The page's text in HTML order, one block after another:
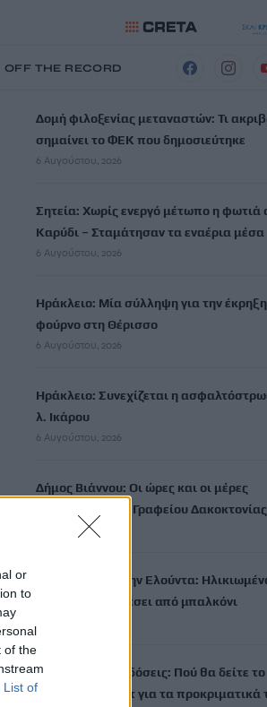
or
to
of the
List of
OFF THE RECORD
Δομή φιλοξενίας μεταναστών: Τι
σημαίνει το ΦΕΚ που δημοσιεύτηκε
6 Αυγούστου, 2026
Σητεία: Χωρίς ενεργό μέτωπο η φωτιά
Καρύδι – Σταμάτησαν τα εναέρια μέσα
6 Αυγούστου, 2026
Ηράκλειο: Μία σύλληψη για την
φούρνο στη Θέρισσο
6 Αυγούστου, 2026
Ηράκλειο: Συνεχίζεται η
λ. Ικάρου
6 Αυγούστου, 2026
Δήμος Βιάννου: Οι ώρες και οι μέρες
λειτουργίας του Γραφείου Δακοκτονίας
6 Αυγούστου, 2026
Αναστάτωση στην Ελούντα:
απειλούσε να πέσει από μπαλκόνι
Αθλητικές μεταδόσεις: Πού θα δείτε το
ΠΑΟΚ-Αντερλεχτ για τα προκριματικά